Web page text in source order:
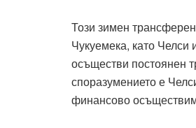
Този зимен
Чукуемека, като Челси
осъществи постоянен
споразумението е
финансово